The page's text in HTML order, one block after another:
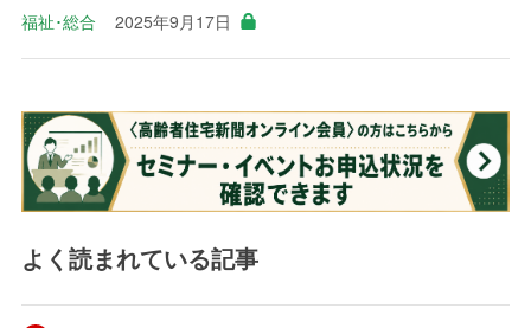
福祉･総合 2025年9月17日
よく読まれている記事